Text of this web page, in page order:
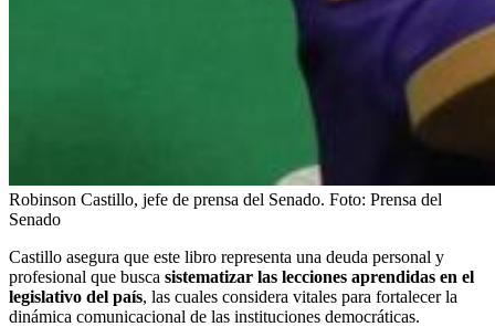
Robinson Castillo, jefe de prensa del Senado. Foto: Prensa del
Senado
Castillo asegura que este libro representa una deuda personal y
profesional que busca sistematizar las lecciones aprendidas en el
legislativo del país, las cuales considera vitales para fortalecer la
dinámica comunicacional de las instituciones democráticas.